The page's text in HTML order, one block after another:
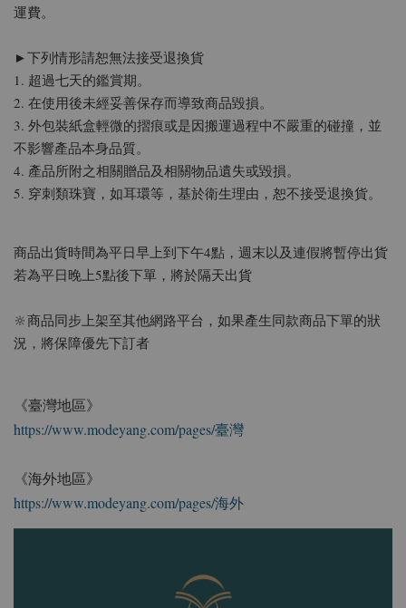
運費。
►下列情形請恕無法接受退換貨
1. 超過七天的鑑賞期。
2. 在使用後未經妥善保存而導致商品毀損。
3. 外包裝紙盒輕微的摺痕或是因搬運過程中不嚴重的碰撞，並
不影響產品本身品質。
4. 產品所附之相關贈品及相關物品遺失或毀損。
5. 穿刺類珠寶，如耳環等，基於衛生理由，恕不接受退換貨。
商品出貨時間為平日早上到下午4點，週末以及連假將暫停出貨
若為平日晚上5點後下單，將於隔天出貨
🔆商品同步上架至其他網路平台，如果產生同款商品下單的狀
況，將保障優先下訂者
《臺灣地區》
https://www.modeyang.com/pages/臺灣
《海外地區》
https://www.modeyang.com/pages/海外